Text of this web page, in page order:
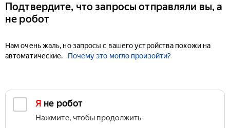
Подтвердите, что запросы отправляли вы, а
не робот
Нам очень жаль, но запросы с вашего устройства похожи на
автоматические.
Почему это могло произойти?
Я не робот
Нажмите, чтобы продолжить